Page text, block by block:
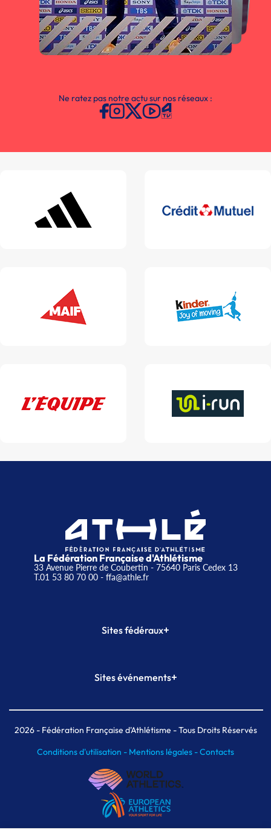
Ne ratez pas notre actu sur nos réseaux :
La Fédération Française d'Athlétisme
33 Avenue Pierre de Coubertin - 75640 Paris Cedex 13
T.01 53 80 70 00- ffa@athle.fr
Sites fédéraux+
Plateforme Formation
Sites événements+
Meeting de Paris indoor
MAIF Ekiden de Paris
2026- Fédération Française d'Athlétisme - Tous Droits Réservés
Conditions d'utilisation - Mentions légales -Contacts